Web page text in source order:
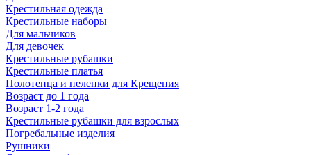
Крестильная одежда
Крестильные наборы
Для мальчиков
Для девочек
Крестильные рубашки
Крестильные платья
Полотенца и пеленки для Крещения
Возраст до 1 года
Возраст 1-2 года
Крестильные рубашки для взрослых
Погребальные изделия
Рушники